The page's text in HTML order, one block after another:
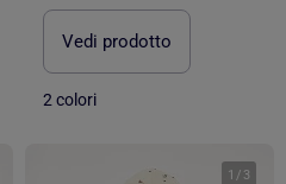
Vedi prodotto
2 colori
1 / 3